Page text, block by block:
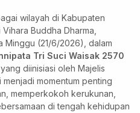
wilayah di Kabupaten
Buddha Dharma,
Minggu (21/6/2026), dalam
Tri Suci Waisak 2570
diinisiasi oleh Majelis
momentum penting
memperkokoh kerukunan,
di tengah kehidupan